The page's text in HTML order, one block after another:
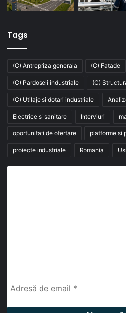
Tags
(C) Antrepriza generala (C) Fatade
(C) Pardoseli industriale (C)
(C) Utilaje si dotari industriale
Electrice si sanitare Interviuri
oportunitati de ofertare platforme si
proiecte industriale Romania